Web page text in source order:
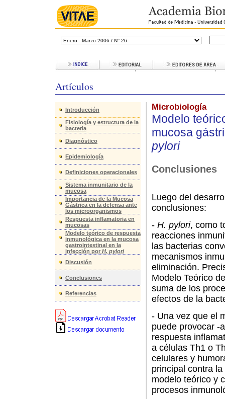
Artículos
Introducción
Fisiología y estructura de la
bacteria
Diagnóstico
Epidemiología
Definiciones operacionales
Sistema inmunitario de la
mucosa
Importancia de la Mucosa
Gástrica en la defensa ante
los microorganismos
Respuesta inflamatoria en
mucosas
Modelo teórico de respuesta
inmunológica en la mucosa
gastrointestinal en la
infección por H. pylori
Discusión
Conclusiones
Referencias
Microbiología
Modelo
mucosa
pylori
Conclusiones
Luego del
conclusiones:
- H. pylori, como
reacciones
las bacterias
mecanismos
eliminación.
Modelo Teórico
suma de los
efectos de la
- Una vez que el
puede provocar -
respuesta
a células Th1 o
celulares y
principal contra
modelo teórico y
procesos